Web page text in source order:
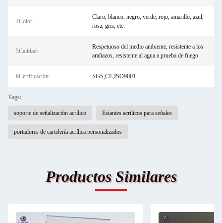
4Color:
Claro, blanco, negro, verde, rojo, amarillo, azul,
rosa, gris, etc.
5Calidad:
Respetuoso del medio ambiente, resistente a los
arañazos, resistente al agua a prueba de fuego
6Certificación: SGS,CE,ISO9001
Tags:
soporte de señalización acrílico Estantes acrílicos para señales
portadores de cartelería acrílica personalizados
Productos Similares